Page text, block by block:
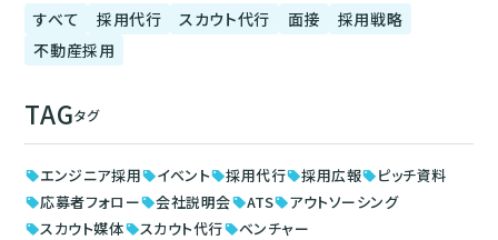
すべて 採用代行 スカウト代行 面接
採用戦略
不動産採用
TAGタグ
sellエンジニア採用sellイベントsell採用代行sell採用広報sellピッチ資料
sell応募者フォローsell会社説明会sellATSsellアウトソーシング
sellスカウト媒体sellスカウト代行sellベンチャー